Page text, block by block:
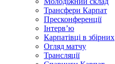
Трансфери Карпат
Пресконференції
Інтерв’ю
Карпатівці в збірних
Огляд матчу
Трансляції